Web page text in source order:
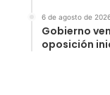
6 de agosto de
Gobierno
oposición